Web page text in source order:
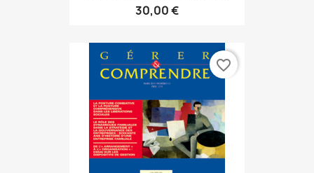
30,00 €
favorite_border